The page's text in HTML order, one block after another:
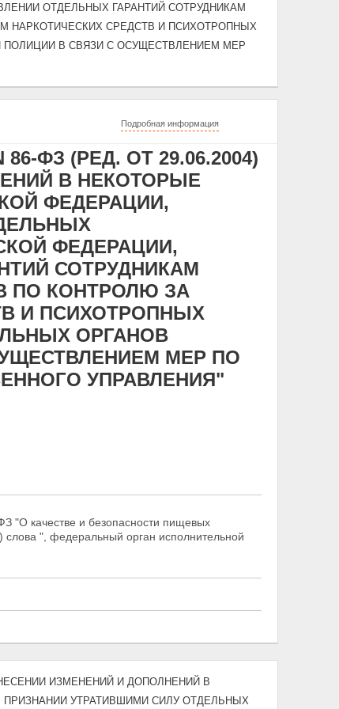
ОТДЕЛЬНЫХ ГАРАНТИЙ СОТРУДНИКАМ
НАРКОТИЧЕСКИХ СРЕДСТВ И ПСИХОТРОПНЫХ
В СВЯЗИ С ОСУЩЕСТВЛЕНИЕМ МЕР
Подробная информация
ФЗ (РЕД. ОТ 29.06.2004)
В НЕКОТОРЫЕ
ФЕДЕРАЦИИ,
ФЕДЕРАЦИИ,
СОТРУДНИКАМ
ПО КОНТРОЛЮ ЗА
И ПСИХОТРОПНЫХ
ОРГАНОВ
МЕР ПО
УПРАВЛЕНИЯ"
"О качестве и безопасности пищевых
слова ", федеральный орган исполнительной
ВНЕСЕНИИ ИЗМЕНЕНИЙ И ДОПОЛНЕНИЙ В
УТРАТИВШИМИ СИЛУ ОТДЕЛЬНЫХ